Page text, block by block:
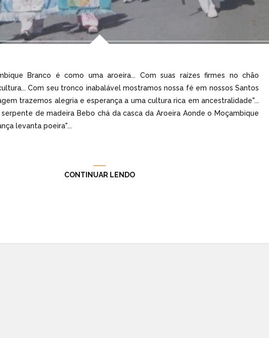
Branco é como uma aroeira... Com suas raízes firmes no chão
Com seu tronco inabalável mostramos nossa fé em nossos Santos
trazemos alegria e esperança a uma cultura rica em ancestralidade"...
de madeira Bebo chá da casca da Aroeira Aonde o Moçambique
levanta poeira"...
CONTINUAR LENDO